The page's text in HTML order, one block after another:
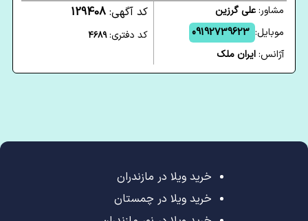
مشاور:علی گرزین
موبایل: 09192739623
آژانس:ایران ملک
کد آگهی: 129408
کد دفتری:4689
خرید ویلا در مازندران
خرید ویلا در چمستان